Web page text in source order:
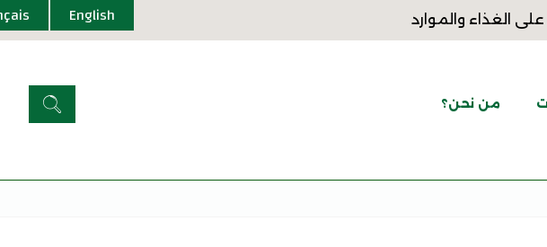
الغذاء والموارد English
من نحن؟